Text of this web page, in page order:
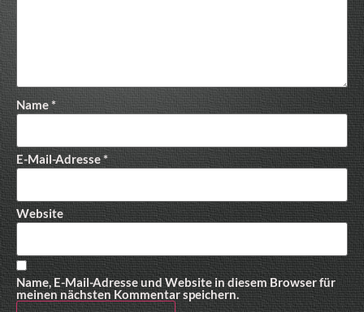
Name*
E-Mail-Adresse*
Website
Name, E-Mail-Adresse und Website in diesem Browser für
meinen nächsten Kommentar speichern.